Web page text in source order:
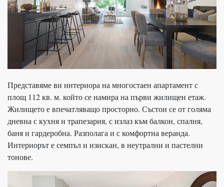
Представяме ви интериора на многостаен апартамент с
площ 112 кв. м. който се намира на първи жилищен етаж.
Жилището е впечатляващо просторно. Състои се от голяма
дневна с кухня и трапезария, с излаз към балкон, спалня,
баня и гардеробна. Разполага и с комфортна веранда.
Интериорът е семпъл и изискан, в неутрални и пастелни
тонове.